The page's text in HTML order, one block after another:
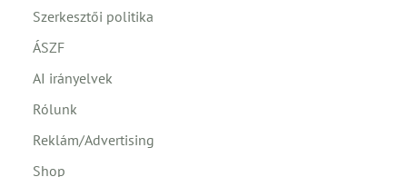
Szerkesztői politika
ÁSZF
AI irányelvek
Rólunk
Reklám/Advertising
Shop